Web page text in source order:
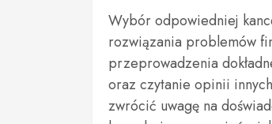
Wybór odpowiedniej
rozwiązania problemów
przeprowadzenia
oraz czytanie opinii
zwrócić uwagę na